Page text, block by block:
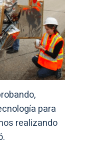
para
realizando